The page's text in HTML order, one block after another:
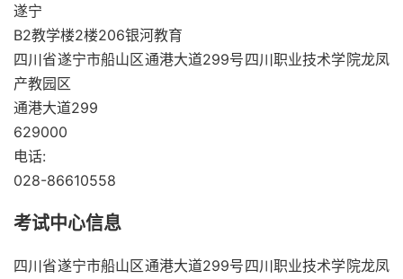
遂宁
B2教学楼2楼206银河教育
四川省遂宁市船山区通港大道299号四川职业技术学院龙凤
产教园区
通港大道299
629000
电话:
028-86610558
考试中心信息
四川省遂宁市船山区通港大道299号四川职业技术学院龙凤